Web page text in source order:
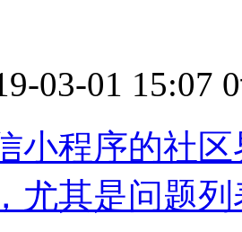
03-01 15:07
小程序的社
尤其是问题